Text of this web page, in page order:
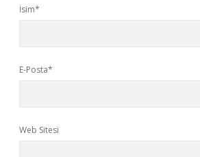
İsim*
E-Posta*
Web Sitesi